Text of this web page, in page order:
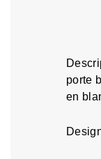
porte
en